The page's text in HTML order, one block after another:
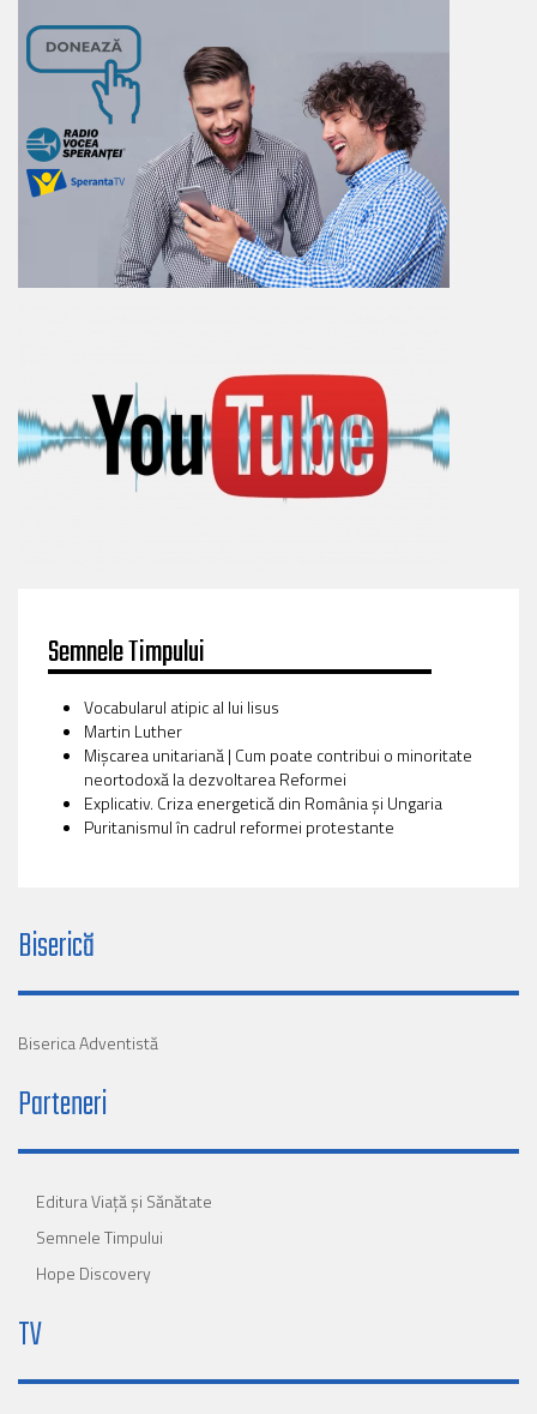
Semnele Timpului
Vocabularul atipic al lui Iisus
Martin Luther
Mișcarea unitariană | Cum poate contribui o minoritate
neortodoxă la dezvoltarea Reformei
Explicativ. Criza energetică din România și Ungaria
Puritanismul în cadrul reformei protestante
Biserică
Biserica Adventistă
Parteneri
Editura Viaţă şi Sănătate
Semnele Timpului
Hope Discovery
TV